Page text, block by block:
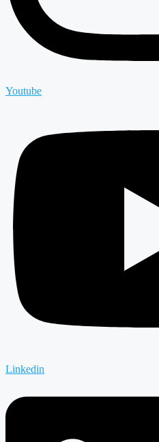
Youtube
Linkedin